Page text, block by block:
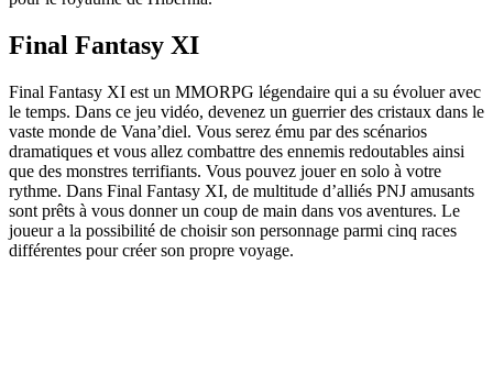
Final Fantasy XI
Final Fantasy XI est un MMORPG légendaire qui a su évoluer avec
le temps. Dans ce jeu vidéo, devenez un guerrier des cristaux dans le
vaste monde de Vana’diel. Vous serez ému par des scénarios
dramatiques et vous allez combattre des ennemis redoutables ainsi
que des monstres terrifiants. Vous pouvez jouer en solo à votre
rythme. Dans Final Fantasy XI, de multitude d’alliés PNJ amusants
sont prêts à vous donner un coup de main dans vos aventures. Le
joueur a la possibilité de choisir son personnage parmi cinq races
différentes pour créer son propre voyage.